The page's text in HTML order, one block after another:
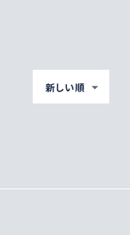
新しい順